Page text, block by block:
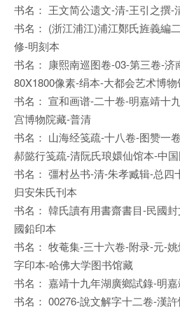
书名： 王文简公遗文-清-王引之撰-
书名： (浙江浦江)浦江鄭氏旌義編
修-明刻本
书名： 康熙南巡图卷-03-第三卷-
80X1800像素-绢本-大都会艺术博
书名： 宣和画谱-二十卷-明嘉靖十
宫博物院藏-普清
书名： 山海经笺疏-十八卷-图赞一
郝懿行笺疏-清阮氏琅嬛仙馆本-中
书名： 彊村丛书-清-朱孝臧辑-总四
归安朱氏刊本
书名： 韓氏讀有用書齋書目-民國
國鉛印本
书名： 牧菴集-三十六卷-附录-元-
字印本-哈佛大学图书馆藏
书名： 嘉靖十九年湖廣鄉試錄-明
书名： 00276-說文解字十二卷-漢